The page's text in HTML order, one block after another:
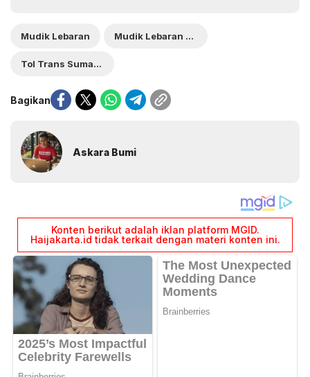
Mudik Lebaran Mudik Lebaran 2025
Tol Trans Sumatera
Bagikan
Askara Bumi